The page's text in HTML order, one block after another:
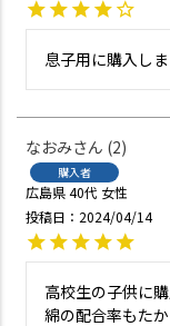
息子用に購入し
なおみ 2
購入者
広島県40代 女性
投稿日
2024/04/14
高校生の子供に購
綿の配合率もた